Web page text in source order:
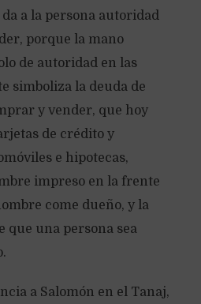
a la persona autoridad
porque la mano
de autoridad en las
simboliza la deuda de
y vender, que hoy
de crédito y
e hipotecas,
impreso en la frente
come dueño, y la
que una persona sea
a Salomón en el Tanaj,